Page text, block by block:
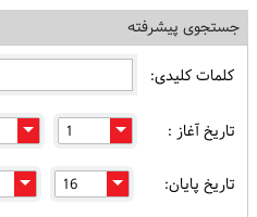
جستجوی پیشرفته
کلمات کلیدی:
تاریخ آغاز :
تاریخ پایان: